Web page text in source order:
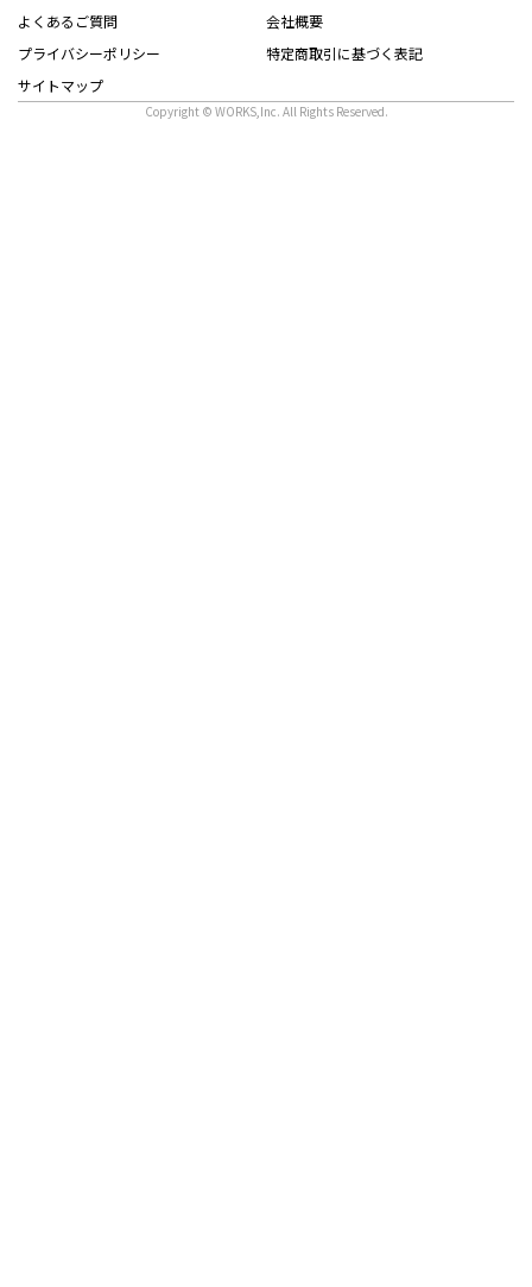
よくあるご質問
会社概要
プライバシーポリシー
特定商取引に基づく表記
サイトマップ
Copyright © WORKS,Inc. All Rights Reserved.